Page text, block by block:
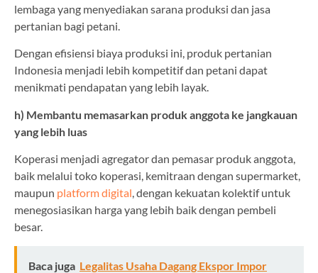
lembaga yang menyediakan sarana produksi dan jasa
pertanian bagi petani.
Dengan efisiensi biaya produksi ini, produk pertanian
Indonesia menjadi lebih kompetitif dan petani dapat
menikmati pendapatan yang lebih layak.
h) Membantu memasarkan produk anggota ke jangkauan
yang lebih luas
Koperasi menjadi agregator dan pemasar produk anggota,
baik melalui toko koperasi, kemitraan dengan supermarket,
maupun platform digital, dengan kekuatan kolektif untuk
menegosiasikan harga yang lebih baik dengan pembeli
besar.
Baca juga Legalitas Usaha Dagang Ekspor Impor